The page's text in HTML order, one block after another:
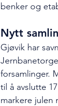
benker og
Nytt
Gjøvik har
forsamlinger.
til å avslutte
markere julen